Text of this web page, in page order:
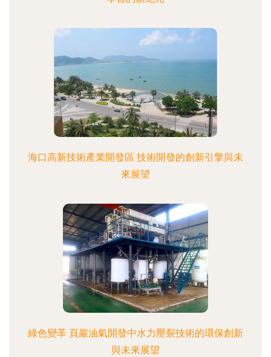
海口高新技術產業開發區 技術開發的創新引擎與未
來展望
綠色變革 頁巖油氣開發中水力壓裂技術的環保創新
與未來展望